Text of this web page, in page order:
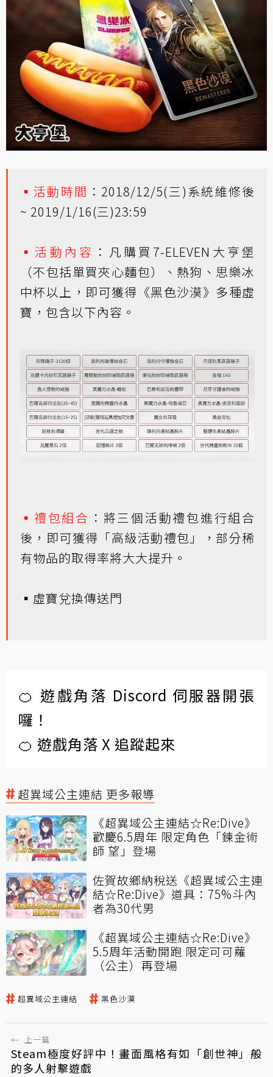
▪活動時間 ：2018/12/5(三)系統維修後
~ 2019/1/16(三)23:59
▪活動內容 ：凡購買7-ELEVEN大亨堡
（不包括單買夾心麵包）、熱狗、思樂冰
中杯以上，即可獲得《黑色沙漠》多種虛
寶，包含以下內容。
▪禮包組合 ：將三個活動禮包進行組合
後，即可獲得「高級活動禮包」，部分稀
有物品的取得率將大大提升。
▪虛寶兌換傳送門
🍊 遊戲角落 Discord 伺服器開張
囉！
🍊 遊戲角落 X 追蹤起來
超異域公主連結 更多報導
《超異域公主連結☆Re:Dive》
歡慶6.5周年 限定角色「鍊金術
師 望」登場
佐賀故鄉納稅送《超異域公主連
結☆Re:Dive》道具：75%斗內
者為30代男
《超異域公主連結☆Re:Dive》
5.5周年活動開跑 限定可可蘿
（公主）再登場
超異域公主連結 黑色沙漠
← 上一篇
Steam極度好評中！畫面風格有如「創世神」般
的多人射擊遊戲